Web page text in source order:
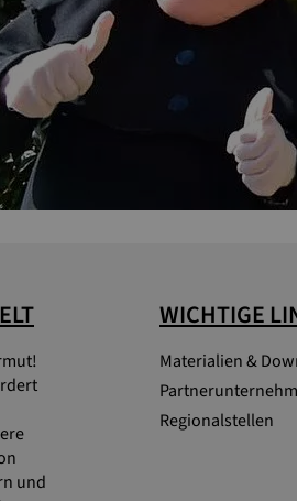
und
WICHTIGE
Materialien &
Regionalstellen